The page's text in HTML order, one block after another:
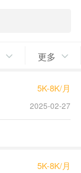
更多
5K-8K/月
2025-02-27
5K-8K/月